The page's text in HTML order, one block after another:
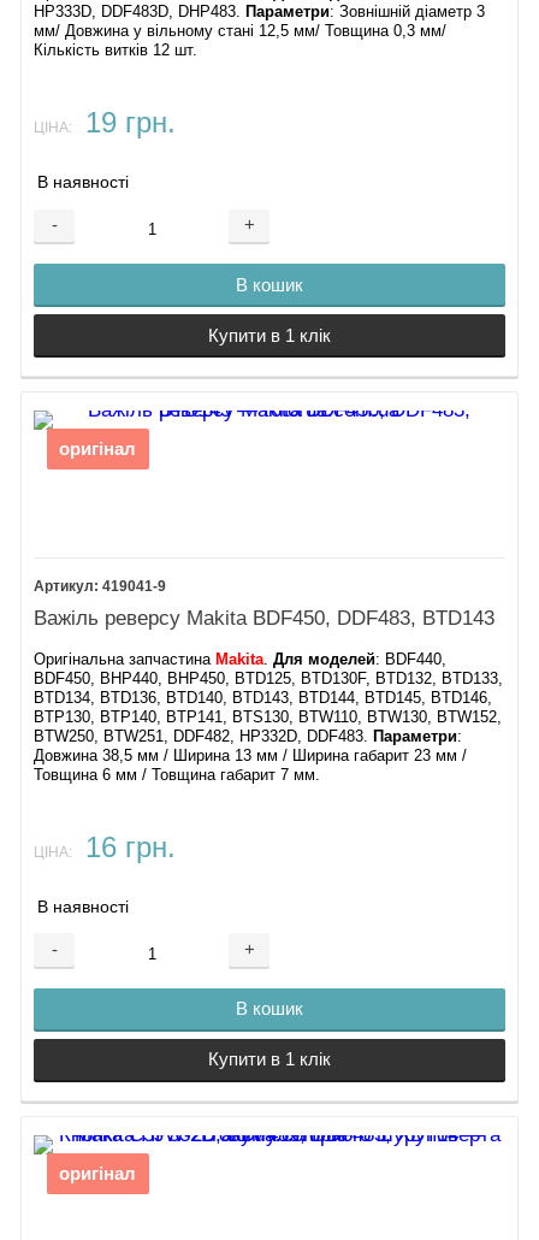
HP333D, DDF483D, DHP483. Параметри: Зовнішній діаметр 3
мм/ Довжина у вільному стані 12,5 мм/ Товщина 0,3 мм/
Кількість витків 12 шт.
ЦІНА: 19 грн.
В наявності
- +
В кошик
Купити в 1 клік
оригінал
419041-9
Важіль реверсу Makita BDF450, DDF483, BTD143
Оригінальна запчастина Makita.Для моделей: BDF440,
BDF450, BHP440, BHP450, BTD125, BTD130F, BTD132, BTD133,
BTD134, BTD136, BTD140, BTD143, BTD144, BTD145, BTD146,
BTP130, BTP140, BTP141, BTS130, BTW110, BTW130, BTW152,
BTW250, BTW251, DDF482, HP332D, DDF483. Параметри:
Довжина 38,5 мм / Ширина 13 мм / Ширина габарит 23 мм /
Товщина 6 мм / Товщина габарит 7 мм.
ЦІНА: 16 грн.
В наявності
- +
В кошик
Купити в 1 клік
оригінал